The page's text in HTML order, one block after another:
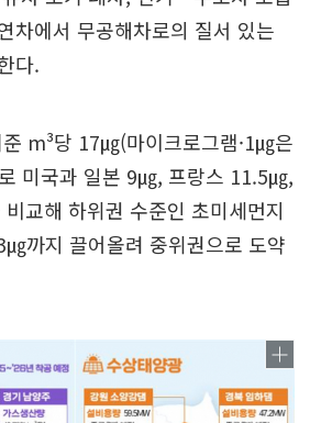
차에서 무공해차로의 질서 있는
다.
m³당 17㎍(마이크로그램·1㎍은
미국과 일본 9㎍, 프랑스 11.5㎍,
교해 하위권 수준인 초미세먼지
까지 끌어올려 중위권으로 도약